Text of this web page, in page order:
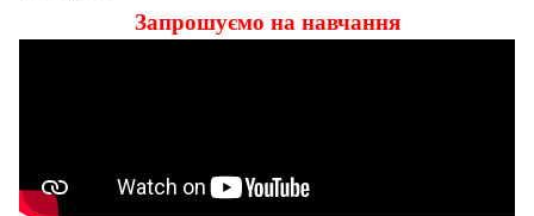
Запрошуємо на навчання